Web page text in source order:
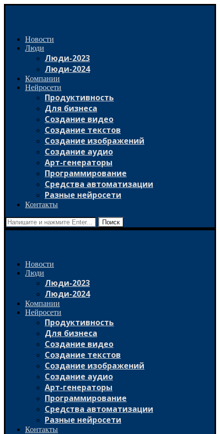
Новости
Люди
Люди-2023
Люди-2024
Компании
Нейросети
Продуктивность
Для бизнеса
Создание видео
Создание текстов
Создание изображений
Создание аудио
Арт-генераторы
Программирование
Средства автоматизации
Разные нейросети
Контакты
Поиск
Новости
Люди
Люди-2023
Люди-2024
Компании
Нейросети
Продуктивность
Для бизнеса
Создание видео
Создание текстов
Создание изображений
Создание аудио
Арт-генераторы
Программирование
Средства автоматизации
Разные нейросети
Контакты